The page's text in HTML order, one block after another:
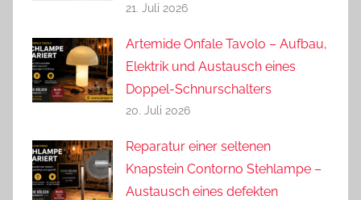
21. Juli 2026
Artemide Onfale Tavolo – Aufbau,
Elektrik und Austausch eines
Doppel-Schnurschalters
20. Juli 2026
Reparatur einer seltenen
Knapstein Contorno Stehlampe –
Austausch eines defekten